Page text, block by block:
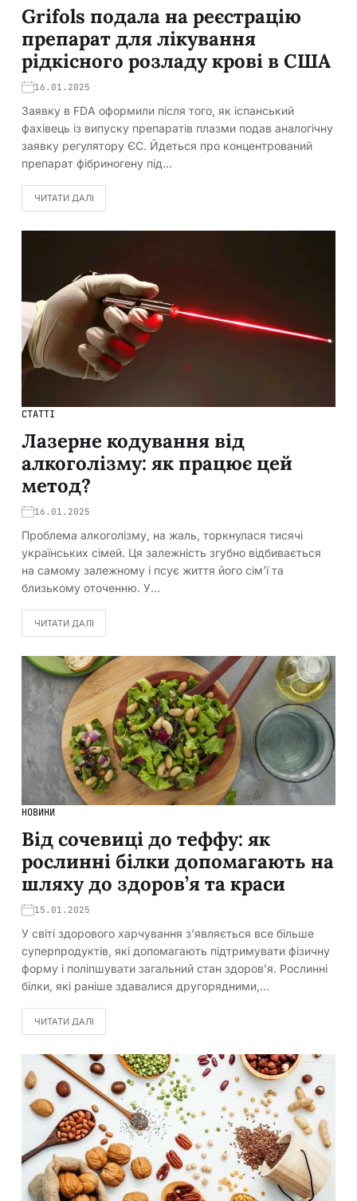
Grifols подала на реєстрацію
препарат для лікування
рідкісного розладу крові в США
16.01.2025
Заявку в FDA оформили після того, як іспанський
фахівець із випуску препаратів плазми подав аналогічну
заявку регулятору ЄС. Йдеться про концентрований
препарат фібриногену під…
ЧИТАТИ ДАЛІ
СТАТТІ
Лазерне кодування від
алкоголізму: як працює цей
метод?
16.01.2025
Проблема алкоголізму, на жаль, торкнулася тисячі
українських сімей. Ця залежність згубно відбивається
на самому залежному і псує життя його сім’ї та
близькому оточенню. У…
ЧИТАТИ ДАЛІ
НОВИНИ
Від сочевиці до теффу: як
рослинні білки допомагають на
шляху до здоров’я та краси
15.01.2025
У світі здорового харчування з’являється все більше
суперпродуктів, які допомагають підтримувати фізичну
форму і поліпшувати загальний стан здоров’я. Рослинні
білки, які раніше здавалися другорядними,…
ЧИТАТИ ДАЛІ